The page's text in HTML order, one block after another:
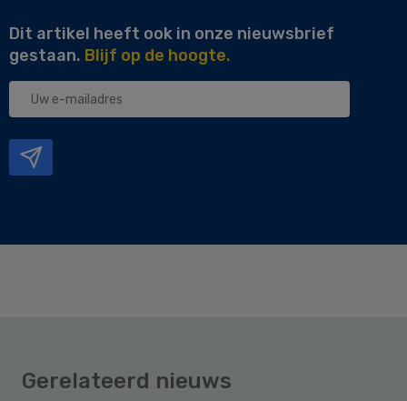
Dit artikel heeft ook in onze nieuwsbrief
gestaan. Blijf op de hoogte.
Uw
Gerelateerd nieuws